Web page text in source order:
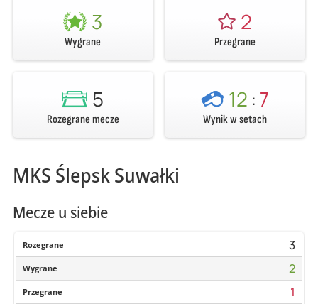
3
Wygrane
2
Przegrane
5
Rozegrane mecze
12 :7
Wynik w setach
MKS Ślepsk Suwałki
Mecze u siebie
Rozegrane 3
Wygrane 2
Przegrane 1